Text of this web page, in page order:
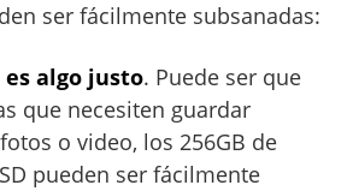
ser fácilmente subsanadas:
es algo justo. Puede ser que
que necesiten guardar
o video, los 256GB de
pueden ser fácilmente